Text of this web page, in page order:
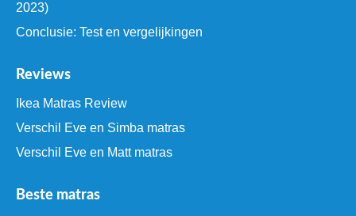
2023)
Conclusie: Test en vergelijkingen
Reviews
Ikea Matras Review
Verschil Eve en Simba matras
Verschil Eve en Matt matras
Beste matras